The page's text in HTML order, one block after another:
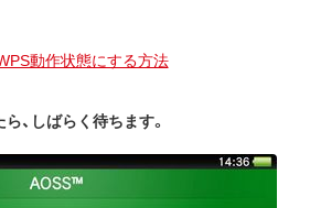
動作状態にする方法
、しばらく待ちます。